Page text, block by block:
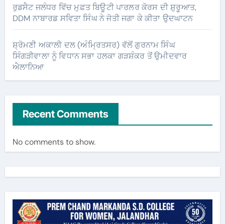
ਰੁਡਸੈਟ ਜਲੰਧਰ ਵਿੱਚ ਮੁਫ਼ਤ ਬਿਊਟੀ ਪਾਰਲਰ ਕੋਰਸ ਦੀ ਸ਼ੁਰੂਆਤ,
DDM ਨਾਬਾਰਡ ਸਵਿਤਾ ਸਿੰਘ ਨੇ ਜੋਤੀ ਜਗਾ ਕੇ ਕੀਤਾ ਉਦਘਾਟਨ
ਸ਼੍ਰੋਮਣੀ ਅਕਾਲੀ ਦਲ (ਅੰਮ੍ਰਿਤਸਰ) ਵੱਲੋਂ ਗੁਰਨਾਮ ਸਿੰਘ
ਸਿੰਗੜੀਵਾਲਾ ਨੂੰ ਵਿਧਾਨ ਸਭਾ ਹਲਕਾ ਗੜਸ਼ੰਕਰ ਤੋਂ ਉਮੀਦਵਾਰ
ਐਲਾਨਿਆ
Recent Comments
No comments to show.